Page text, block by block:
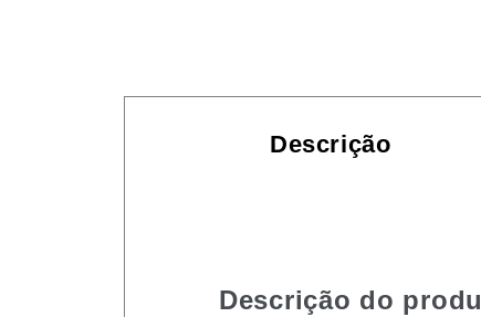
Descrição
Descrição do